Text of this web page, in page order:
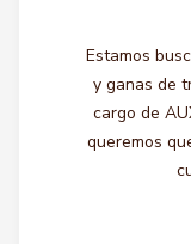
Estamos
y ganas de
cargo de
queremos